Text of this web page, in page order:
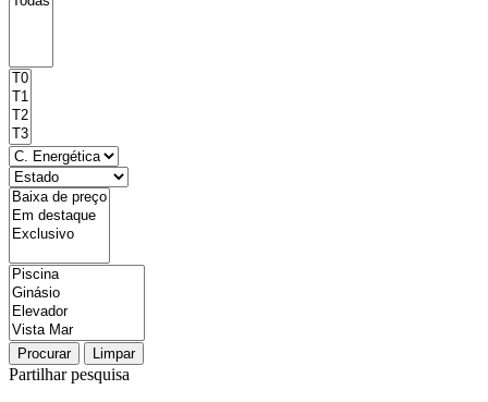
Procurar Limpar
Partilhar pesquisa